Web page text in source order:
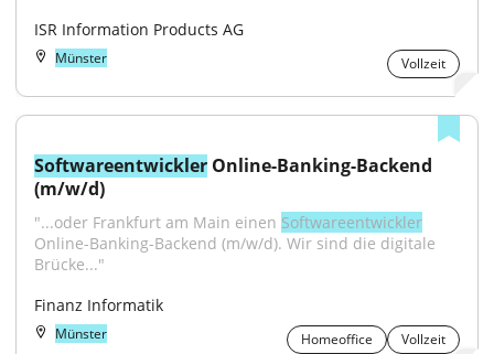
ISR Information Products AG
Münster Vollzeit
Softwareentwickler Online-Banking-Backend
(m/w/d)
"...oder Frankfurt am Main einen Softwareentwickler
Online-Banking-Backend (m/w/d). Wir sind die digitale
Brücke..."
Finanz Informatik
Münster Homeoffice Vollzeit